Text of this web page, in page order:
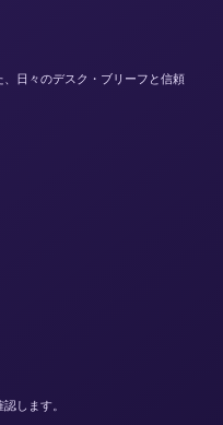
日々のデスク・ブリーフと信頼
します。